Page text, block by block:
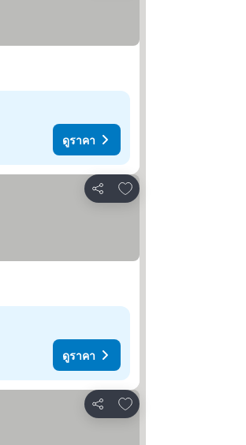
ดูราคา
แชร์
เพิ่มในรายการโปรด
ดูราคา
แชร์
เพิ่มในรายการโปรด